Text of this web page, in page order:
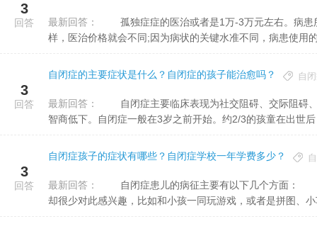
3
回答 最新回答：
样，医治价格就会不同;因为病状的关键水准不同，病患使用
3
回答
自闭症的主要症状是什么？自闭症的孩子能治愈吗？ 自
最新回答：
智商低下。自闭症一般在3岁之前开始。约2/3的孩童在出世
3
回答
自闭症孩子的症状有哪些？自闭症学校一年学费多少？
最新回答：
却很少对此感兴趣，比如和小孩一同玩游戏，或者是拼图、